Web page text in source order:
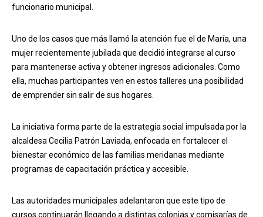
funcionario municipal.
Uno de los casos que más llamó la atención fue el de María, una
mujer recientemente jubilada que decidió integrarse al curso
para mantenerse activa y obtener ingresos adicionales. Como
ella, muchas participantes ven en estos talleres una posibilidad
de emprender sin salir de sus hogares.
La iniciativa forma parte de la estrategia social impulsada por la
alcaldesa Cecilia Patrón Laviada, enfocada en fortalecer el
bienestar económico de las familias meridanas mediante
programas de capacitación práctica y accesible.
Las autoridades municipales adelantaron que este tipo de
cursos continuarán llegando a distintas colonias y comisarías de